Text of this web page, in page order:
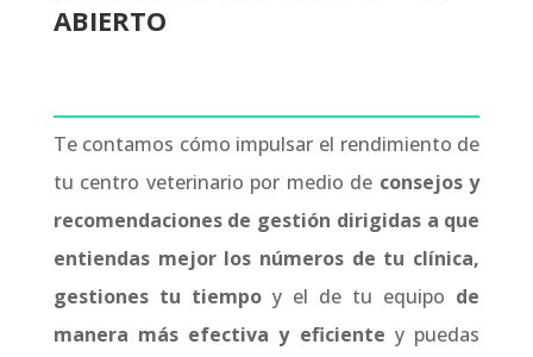
ABIERTO
Te contamos cómo impulsar el rendimiento de
tu centro veterinario por medio de consejos y
recomendaciones de gestión dirigidas a que
entiendas mejor los números de tu clínica,
gestiones tu tiempoy el de tu equipo de
manera más efectiva y eficiente y puedas